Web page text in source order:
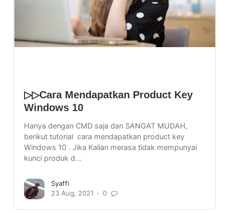
▷▷Cara Mendapatkan Product Key
Windows 10
Hanya dengan CMD saja dan SANGAT MUDAH,
berikut tutorial cara mendapatkan product key
Windows 10 . Jika Kalian merasa tidak mempunyai
kunci produk d…
Syaffi
23 Aug, 2021
0